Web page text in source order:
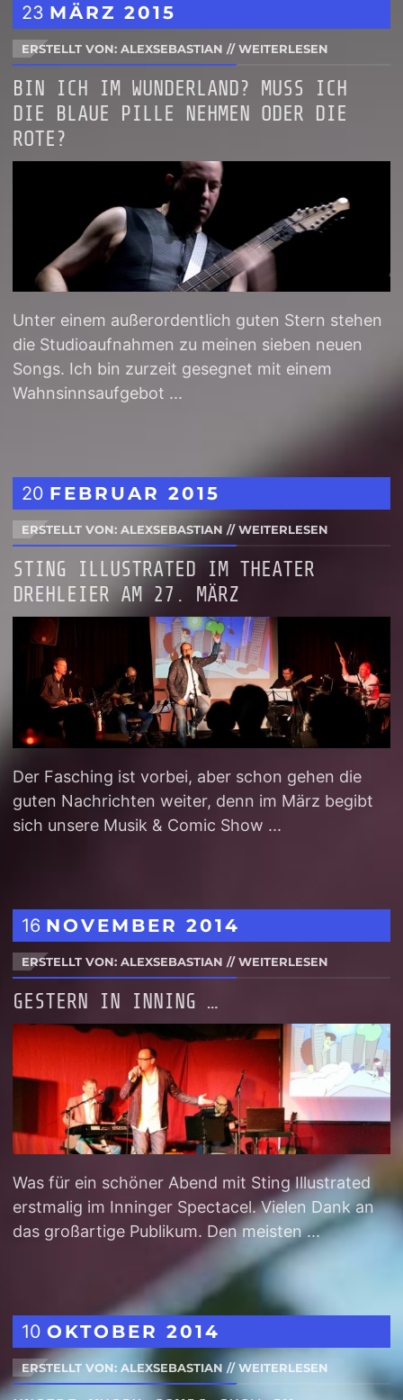
23 MÄRZ2015
ERSTELLT VON: ALEXSEBASTIAN //WEITERLESEN
BIN ICH IM WUNDERLAND? MUSS ICH
DIE BLAUE PILLE NEHMEN ODER DIE
ROTE?
Unter einem außerordentlich guten Stern stehen
die Studioaufnahmen zu meinen sieben neuen
Songs. Ich bin zurzeit gesegnet mit einem
Wahnsinnsaufgebot ...
20 FEBRUAR2015
ERSTELLT VON: ALEXSEBASTIAN //WEITERLESEN
STING ILLUSTRATED IM THEATER
DREHLEIER AM 27. MÄRZ
Der Fasching ist vorbei, aber schon gehen die
guten Nachrichten weiter, denn im März begibt
sich unsere Musik & Comic Show ...
16 NOVEMBER2014
ERSTELLT VON: ALEXSEBASTIAN //WEITERLESEN
GESTERN IN INNING …
Was für ein schöner Abend mit Sting Illustrated
erstmalig im Inninger Spectacel. Vielen Dank an
das großartige Publikum. Den meisten ...
10OKTOBER2014
ERSTELLT VON: ALEXSEBASTIAN //WEITERLESEN